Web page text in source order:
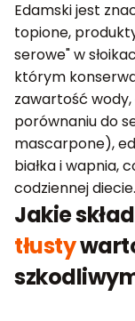
Edamski jest
topione,
serowe" w
którym
zawartość
porównaniu do
mascarpone),
białka i wapnia,
codziennej diecie.
Jakie
tłusty